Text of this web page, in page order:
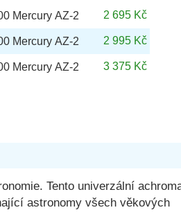
Mercury AZ-2 2 695 Kč
Mercury AZ-2 2 995 Kč
Mercury AZ-2 3 375 Kč
Tento univerzální
astronomy všech věkových